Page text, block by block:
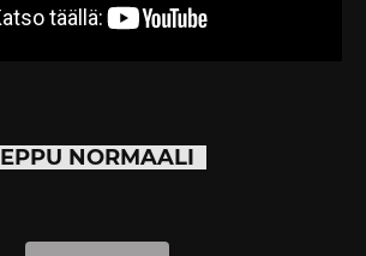
EPPU NORMAALI